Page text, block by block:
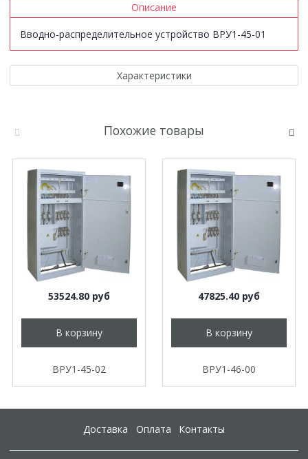
Описание
Вводно-распределительное устройство ВРУ1-45-01
Характеристики
Похожие товары
53524.80 руб
В корзину
ВРУ1-45-02
47825.40 руб
В корзину
ВРУ1-46-00
Доставка Оплата Контакты